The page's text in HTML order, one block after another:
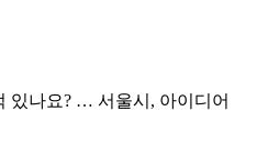
있나요? … 서울시, 아이디어